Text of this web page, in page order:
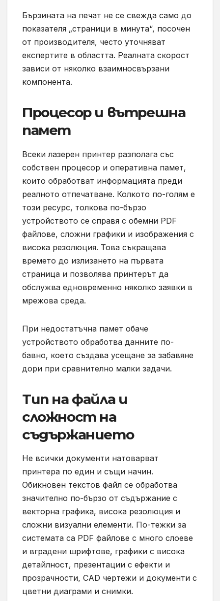
Бързината на печат не се свежда само до
показателя „страници в минута“, посочен
от производителя, често уточняват
експертите в областта. Реалната скорост
зависи от няколко взаимносвързани
компонента.
Процесор и вътрешна
памет
Всеки лазерен принтер разполага със
собствен процесор и оперативна памет,
които обработват информацията преди
реалното отпечатване. Колкото по-голям е
този ресурс, толкова по-бързо
устройството се справя с обемни PDF
файлове, сложни графики и изображения с
висока резолюция. Това съкращава
времето до излизането на първата
страница и позволява принтерът да
обслужва едновременно няколко заявки в
мрежова среда.
При недостатъчна памет обаче
устройството обработва данните по-
бавно, което създава усещане за забавяне
дори при сравнително малки задачи.
Тип на файла и
сложност на
съдържанието
Не всички документи натоварват
принтера по един и същи начин.
Обикновен текстов файл се обработва
значително по-бързо от съдържание с
векторна графика, висока резолюция и
сложни визуални елементи. По-тежки за
системата са PDF файлове с много слоеве
и вградени шрифтове, графики с висока
детайлност, презентации с ефекти и
прозрачности, CAD чертежи и документи с
цветни диаграми и снимки.